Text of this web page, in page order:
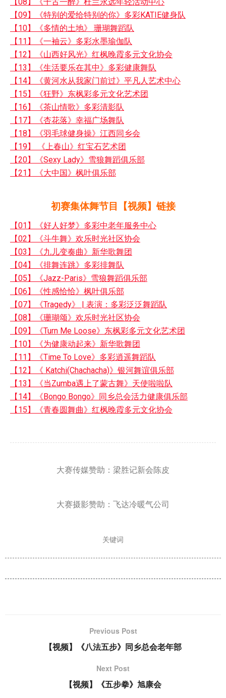
【09】《特别的爱给特别的你》多彩KATIE健身队
【10】《多情的土地》 珊瑚舞蹈队
【11】《一袖云》多彩水墨瑜伽队
【12】《山西好风光》红枫晚霞多元文化协会
【13】《生活要乐在其中》多彩健康舞队
【14】《黄河水从我家门前过》平凡人艺术中心
【15】《狂野》东枫彩多元文化艺术团
【16】《茶山情歌》多彩清影队
【17】《杏花落》幸福广场舞队
【18】《羽毛球健身操》江西同乡会
【19】 《上春山》红宝石艺术团
【20】《Sexy Lady》雪狼舞蹈俱乐部
【21】《大中国》枫叶俱乐部
初赛集体舞节目【视频】链接
【01】《好人好梦》多彩中老年服务中心
【02】《斗牛舞》欢乐时光社区协会
【03】《九儿变奏曲》新华歌舞团
【04】《排舞连跳》多彩排舞队
【05】《Jazz-Paris》雪狼舞蹈俱乐部
【06】《性感恰恰》枫叶俱乐部
【07】《Tragedy》 | 表演：多彩泛泛舞蹈队
【08】《珊瑚颂》欢乐时光社区协会
【09】《Turn Me Loose》东枫彩多元文化艺术团
【10】《为健康动起来》新华歌舞团
【11】《Time To Love》多彩逍遥舞蹈队
【12】《 Katchi(Chachacha)》银河舞谊俱乐部
【13】《当Zumba遇上了蒙古舞》天使啦啦队
【14】《Bongo Bongo》同乡总会活力健康俱乐部
【15】《青春圆舞曲》红枫晚霞多元文化协会
大赛传媒赞助：梁胜记新会陈皮
大赛摄影赞助：飞达冷暖气公司
关键词
Previous Post
【视频】《八法五步》同乡总会老年部
Next Post
【视频】《五步拳》旭康会